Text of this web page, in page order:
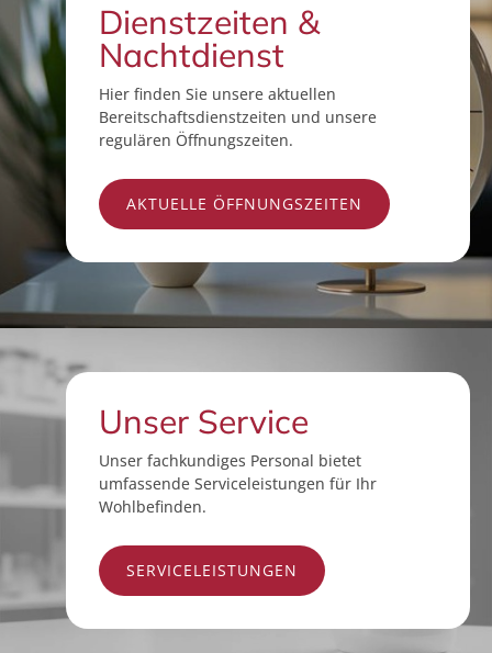
Dienstzeiten &
Nachtdienst
Hier finden Sie unsere aktuellen
Bereitschaftsdienstzeiten und unsere
regulären Öffnungszeiten.
AKTUELLE ÖFFNUNGSZEITEN
Unser Service
Unser fachkundiges Personal bietet
umfassende Serviceleistungen für Ihr
Wohlbefinden.
SERVICELEISTUNGEN